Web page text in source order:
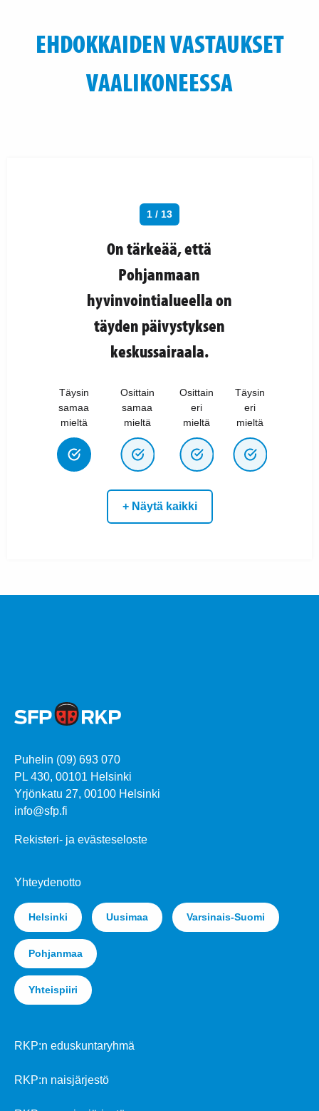
EHDOKKAIDEN VASTAUKSET
VAALIKONEESSA
1 / 13
On tärkeää, että
Pohjanmaan
hyvinvointialueella on
täyden päivystyksen
keskussairaala.
Täysin
samaa
mieltä
Osittain
samaa
mieltä
Osittain
eri
mieltä
Täysin
eri
mieltä
+ Näytä kaikki
Puhelin (09) 693 070
PL 430, 00101 Helsinki
Yrjönkatu 27, 00100 Helsinki
info@sfp.fi
Rekisteri- ja evästeseloste
Yhteydenotto
Helsinki Uusimaa Varsinais-Suomi
Pohjanmaa
Yhteispiiri
RKP:n eduskuntaryhmä
RKP:n naisjärjestö